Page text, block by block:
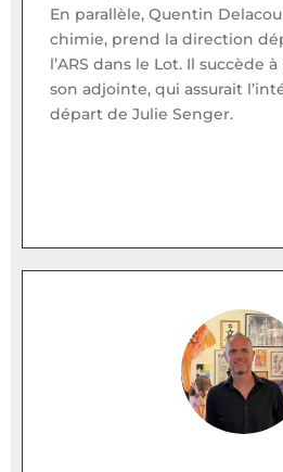
En parallèle, Quentin
chimie, prend la direction
l’ARS dans le Lot. Il succède
son adjointe, qui assurait
départ de Julie Senger.